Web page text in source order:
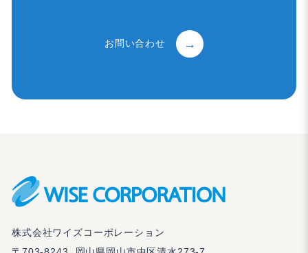
お問い合わせ
株式会社ワイズコーポレーション